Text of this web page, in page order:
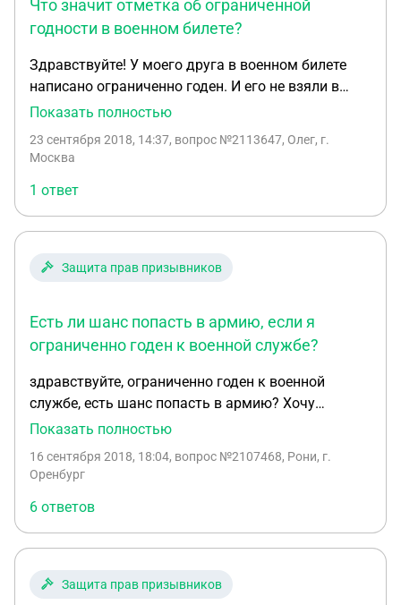
Что значит отметка об ограниченной
годности в военном билете?
Здравствуйте! У моего друга в военном билете
написано ограниченно годен. И его не взяли в
армию,у него бронхиальная астма. Он сказал,что
Д?
Показать полностью
23 сентября 2018, 14:37, вопрос №2113647, Олег, г.
Москва
1 ответ
Защита прав призывников
Есть ли шанс попасть в армию, если я
ограниченно годен к военной службе?
здравствуйте, ограниченно годен к военной
службе, есть шанс попасть в армию? Хочу
служить РФ........ здравствуйте, ограниченно годен
Хочу служить РФ........
Показать полностью
16 сентября 2018, 18:04, вопрос №2107468, Рони, г.
Оренбург
6 ответов
Защита прав призывников